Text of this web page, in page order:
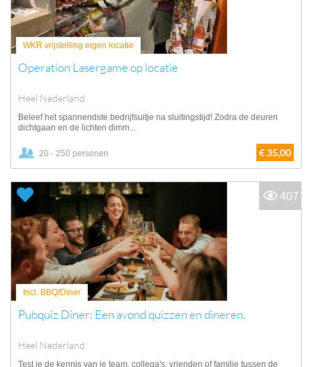
WKR vrijstelling eigen locatie
Operation Lasergame op locatie
Heel Nederland
Beleef het spannendste bedrijfsuitje na sluitingstijd! Zodra de deuren
dichtgaan en de lichten dimm...
20 - 250 personen € 35,00
Incl. BBQ/Diner
Pubquiz Diner: Een avond quizzen en dineren.
Heel Nederland
Test je de kennis van je team, collega's, vrienden of familie tussen de
407